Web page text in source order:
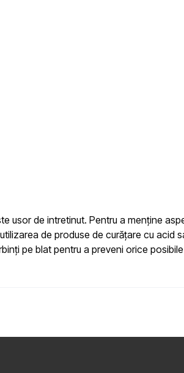
usor de intretinut. Pentru a menține
de produse de curățare cu acid
pe blat pentru a preveni orice